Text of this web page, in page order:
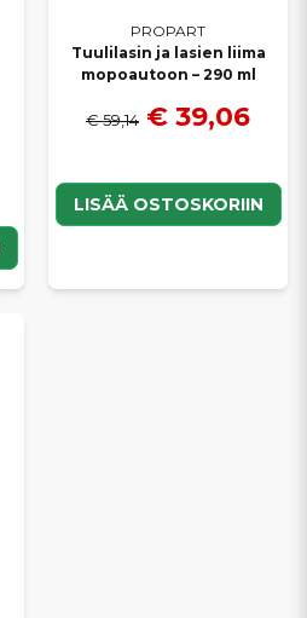
PROPART
Tuulilasin ja lasien liima
mopoautoon – 290 ml
€ 59,14 € 39,06
LISÄÄ OSTOSKORIIN